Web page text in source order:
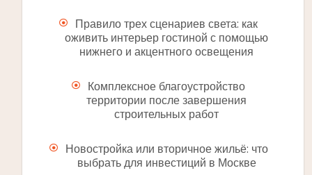
Правило трех сценариев света: как
оживить интерьер гостиной с помощью
нижнего и акцентного освещения
Комплексное благоустройство
территории после завершения
строительных работ
Новостройка или вторичное жильё: что
выбрать для инвестиций в Москве